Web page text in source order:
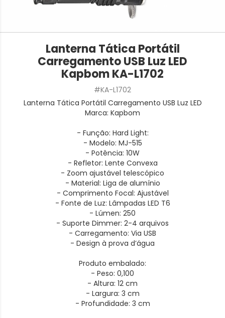
Lanterna Tática Portátil
Carregamento USB Luz LED
Kapbom KA-L1702
#KA-L1702
Lanterna Tática Portátil Carregamento USB Luz LED
Marca: Kapbom
- Função: Hard Light:
- Modelo: MJ-515
- Potência: 10W
- Refletor: Lente Convexa
- Zoom ajustável telescópico
- Material: Liga de alumínio
- Comprimento Focal: Ajustável
- Fonte de Luz: Lâmpadas LED T6
- Lúmen: 250
- Suporte Dimmer: 2-4 arquivos
- Carregamento: Via USB
- Design à prova d’água
Produto embalado:
- Peso: 0,100
- Altura: 12 cm
- Largura: 3 cm
- Profundidade: 3 cm